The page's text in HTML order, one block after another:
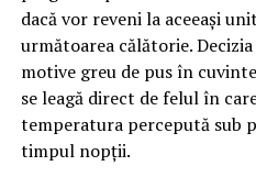
dacă vor reveni la aceeași
următoarea călătorie.
motive greu de pus în
se leagă direct de felul în
temperatura percepută sub
timpul nopții.